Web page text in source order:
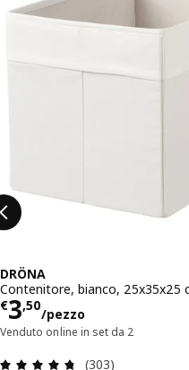
DRÖNA
Contenitore, bianco, 25x35x25
€3,50
/pezzo
Prezzo € 3,50/
Venduto online in set da 2
Recensione:
(303)